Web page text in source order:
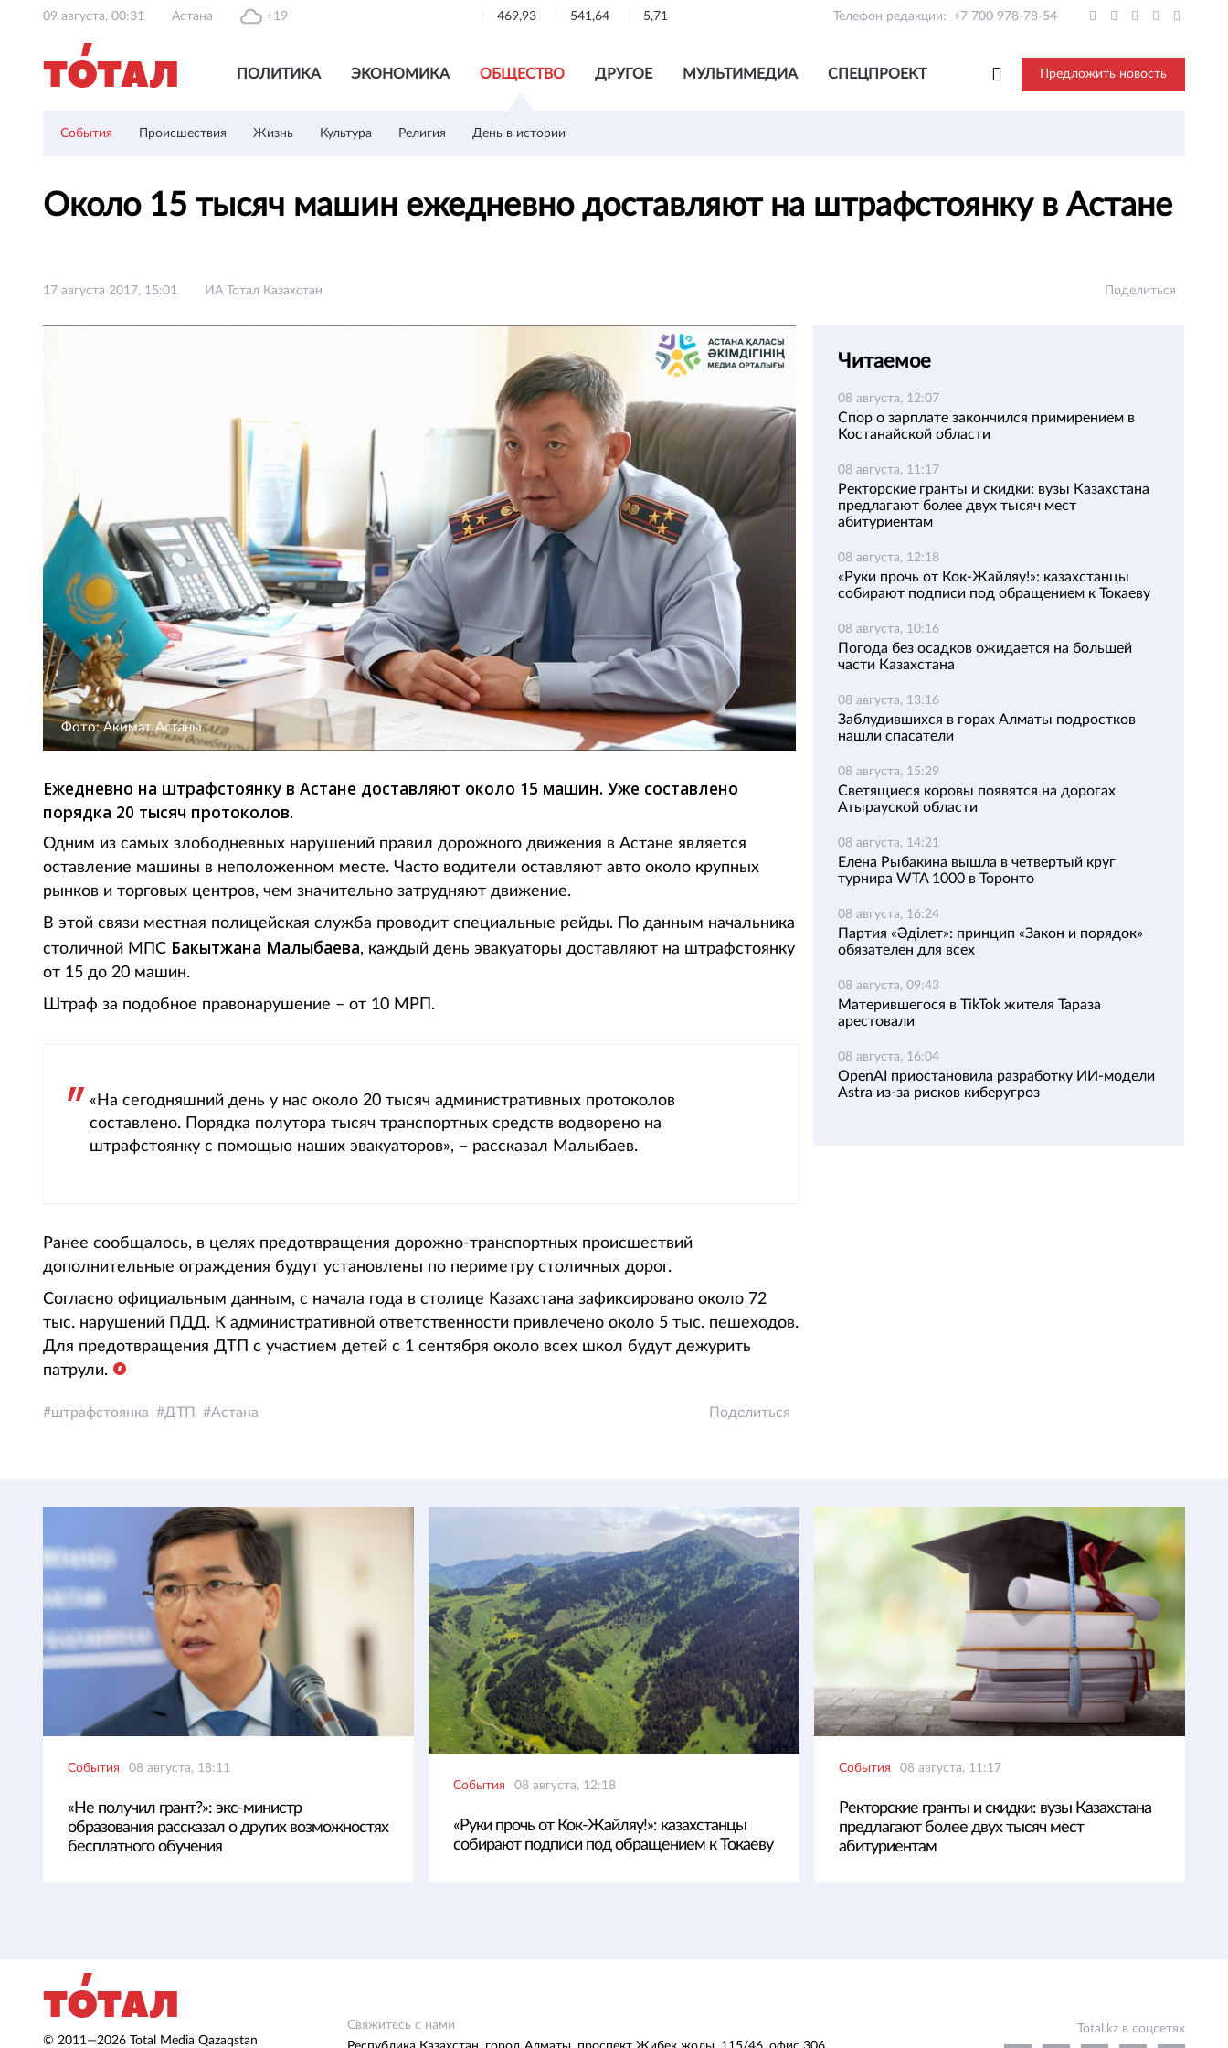
09 августа, 00:31 Астана +19 469,93 541,64 5,71 Телефон редакции: +7 700 978-78-54
ПОЛИТИКА ЭКОНОМИКА ОБЩЕСТВО ДРУГОЕ МУЛЬТИМЕДИА СПЕЦПРОЕКТ Предложить новость
События Происшествия Жизнь Культура Религия День в истории
Около 15 тысяч машин ежедневно доставляют на штрафстоянку в Астане
17 августа 2017, 15:01 ИА Тотал Казахстан Поделиться
Фото: Акимат Астаны
Ежедневно на штрафстоянку в Астане доставляют около 15 машин. Уже составлено
порядка 20 тысяч протоколов.
Одним из самых злободневных нарушений правил дорожного движения в Астане является
оставление машины в неположенном месте. Часто водители оставляют авто около крупных
рынков и торговых центров, чем значительно затрудняют движение.
В этой связи местная полицейская служба проводит специальные рейды. По данным начальника
столичной МПС Бакытжана Малыбаева, каждый день эвакуаторы доставляют на штрафстоянку
от 15 до 20 машин.
Штраф за подобное правонарушение – от 10 МРП.
«На сегодняшний день у нас около 20 тысяч административных протоколов
составлено. Порядка полутора тысяч транспортных средств водворено на
штрафстоянку с помощью наших эвакуаторов», – рассказал Малыбаев.
Ранее сообщалось, в целях предотвращения дорожно-транспортных происшествий
дополнительные ограждения будут установлены по периметру столичных дорог.
Согласно официальным данным, с начала года в столице Казахстана зафиксировано около 72
тыс. нарушений ПДД. К административной ответственности привлечено около 5 тыс. пешеходов.
Для предотвращения ДТП с участием детей с 1 сентября около всех школ будут дежурить
патрули.
штрафстоянка ДТП Астана Поделиться
Читаемое
08 августа, 12:07
Спор о зарплате закончился примирением в
Костанайской области
08 августа, 11:17
Ректорские гранты и скидки: вузы Казахстана
предлагают более двух тысяч мест
абитуриентам
08 августа, 12:18
«Руки прочь от Кок-Жайляу!»: казахстанцы
собирают подписи под обращением к Токаеву
08 августа, 10:16
Погода без осадков ожидается на большей
части Казахстана
08 августа, 13:16
Заблудившихся в горах Алматы подростков
нашли спасатели
08 августа, 15:29
Светящиеся коровы появятся на дорогах
Атырауской области
08 августа, 14:21
Елена Рыбакина вышла в четвертый круг
турнира WTA 1000 в Торонто
08 августа, 16:24
Партия «Әділет»: принцип «Закон и порядок»
обязателен для всех
08 августа, 09:43
Матерившегося в TikTok жителя Тараза
арестовали
08 августа, 16:04
OpenAI приостановила разработку ИИ-модели
Astra из-за рисков киберугроз
События 08 августа, 18:11
«Не получил грант?»: экс-министр
образования рассказал о других возможностях
бесплатного обучения
События 08 августа, 12:18
«Руки прочь от Кок-Жайляу!»: казахстанцы
собирают подписи под обращением к Токаеву
События 08 августа, 11:17
Ректорские гранты и скидки: вузы Казахстана
предлагают более двух тысяч мест
абитуриентам
© 2011—2026 Total Media Qazaqstan
Свяжитесь с нами
Total.kz в соцсетях